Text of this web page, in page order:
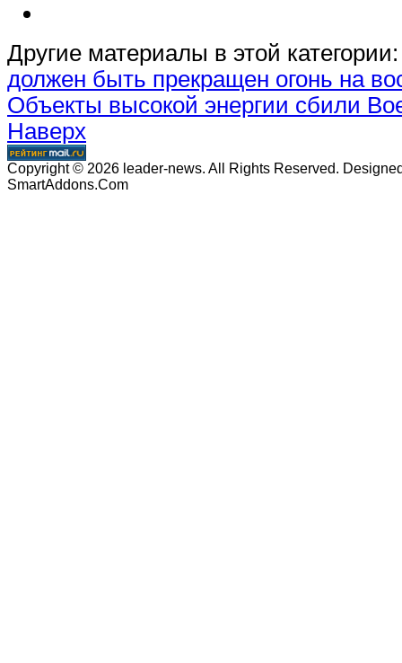
Другие материалы в этой категории:
должен быть прекращен огонь на
Объекты высокой энергии сбили
Наверх
Copyright © 2026 leader-news. All Rights Reserved.
SmartAddons.Com